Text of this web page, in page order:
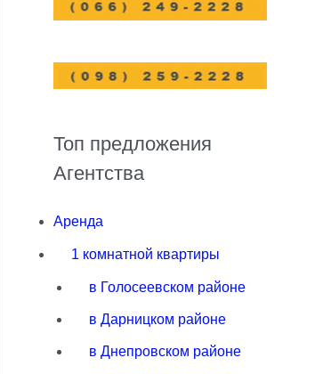
Топ предложения
Агентства
Аренда
1 комнатной квартиры
в Голосеевском районе
в Дарницком районе
в Днепровском районе